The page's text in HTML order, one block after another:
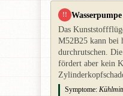
!!
Das
M52B25 kann bei
durchrutschen.
fördert aber kein
Symptome: